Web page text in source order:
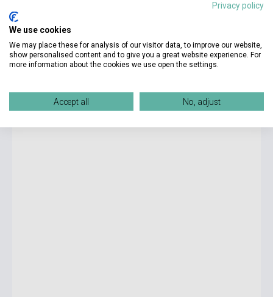
3 500 Ft
Készlet: 11-100 darab
Privacy policy
We use cookies
We may place these for analysis of our visitor data, to improve our website,
show personalised content and to give you a great website experience. For
more information about the cookies we use open the settings.
Accept all No, adjust